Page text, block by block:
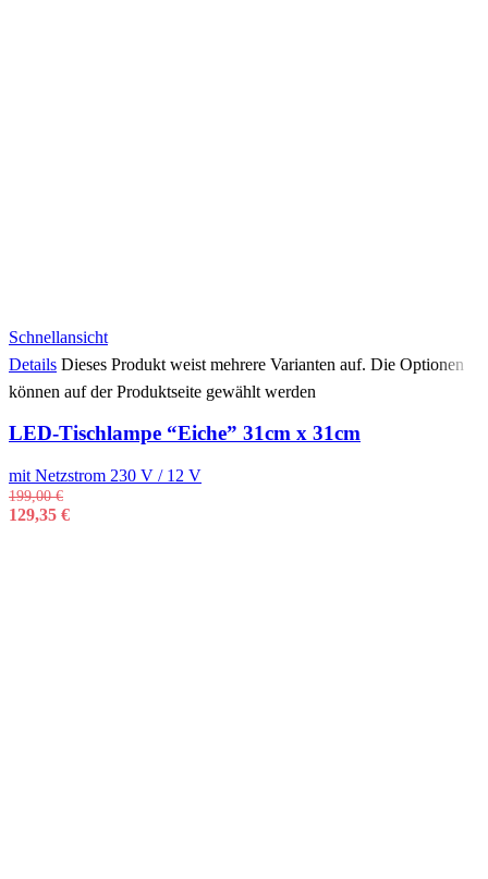
Schnellansicht
Details Dieses Produkt weist mehrere Varianten auf. Die Optionen
können auf der Produktseite gewählt werden
LED-Tischlampe “Eiche” 31cm x 31cm
mit Netzstrom 230 V / 12 V
199,00€
129,35 €